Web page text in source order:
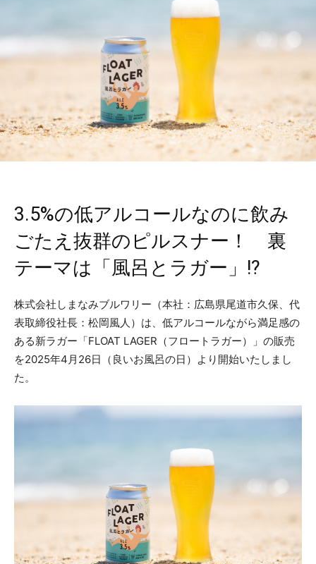
3.5%の低アルコールなのに飲み
ごたえ抜群のピルスナー！ 裏
テーマは「風呂とラガー」!?
株式会社しまなみブルワリー（本社：広島県尾道市久保、代
表取締役社長：松岡風人）は、低アルコールながら満足感の
ある新ラガー「FLOAT LAGER（フロートラガー）」の販売
を2025年4月26日（良いお風呂の日）より開始いたしまし
た。